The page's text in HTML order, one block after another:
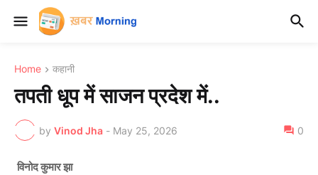
Home कहानी
तपती धूप में साजन प्रदेश में..
by Vinod Jha - May 25, 2026 0
विनोद कुमार झा